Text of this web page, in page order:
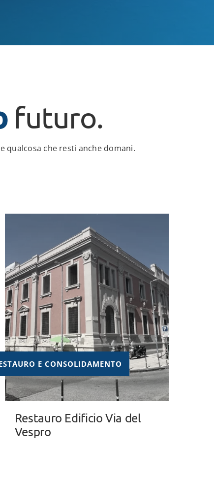
futuro.
qualcosa che resti anche domani.
E CONSOLIDAMENTO
Restauro Edificio Via del
Vespro